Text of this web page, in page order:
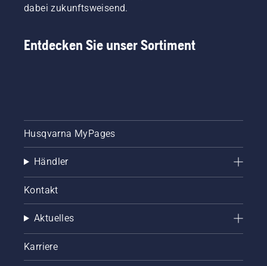
dabei zukunftsweisend.
Entdecken Sie unser Sortiment
Husqvarna MyPages
Händler
Kontakt
Aktuelles
Karriere